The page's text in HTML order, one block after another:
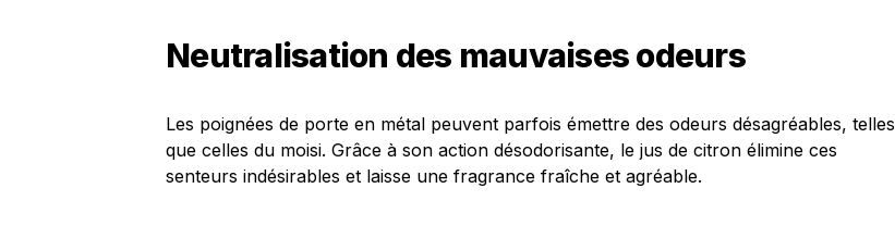
Neutralisation des mauvaises odeurs
Les poignées de porte en métal peuvent parfois émettre des odeurs désagréables, telles
que celles du moisi. Grâce à son action désodorisante, le jus de citron élimine ces
senteurs indésirables et laisse une fragrance fraîche et agréable.